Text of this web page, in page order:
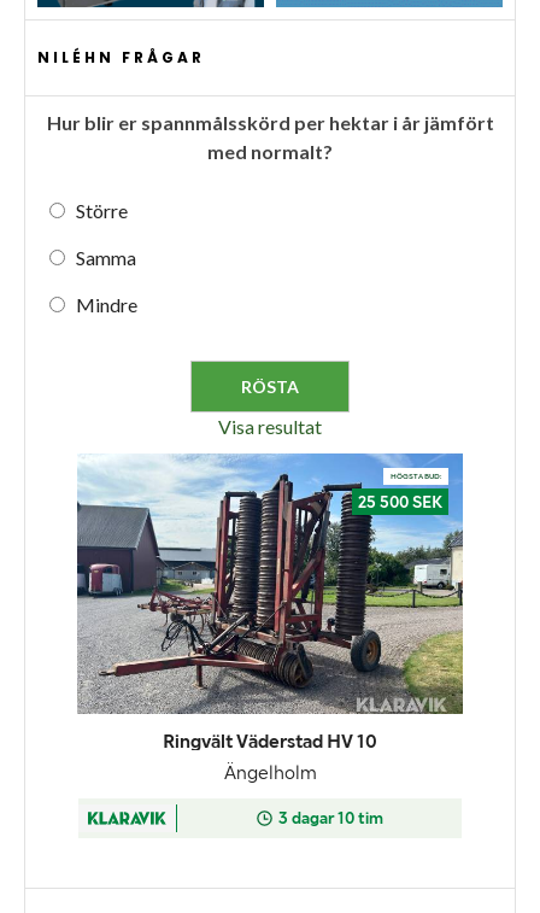
NILÉHN FRÅGAR
Hur blir er spannmålsskörd per hektar i år jämfört
med normalt?
Större
Samma
Mindre
Visa resultat